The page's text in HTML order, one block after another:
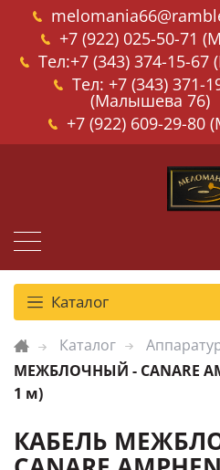
+7 (922) 025-50-71
Тел:+7 (343) 374-15-67
Тел: +7 (343) 371-
(Малышева 76)
+7 (922) 609-29-80
Каталог
Каталог
МЕЖБЛОЧНЫЙ - CANARE
1 м)
КАБЕЛЬ